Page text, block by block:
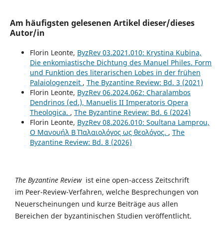
Am häufigsten gelesenen Artikel dieser/dieses
Autor/in
Florin Leonte, ByzRev 03.2021.010: Krystina Kubina,
Die enkomiastische Dichtung des Manuel Philes. Form
und Funktion des literarischen Lobes in der frühen
Palaiologenzeit , The Byzantine Review: Bd. 3 (2021)
Florin Leonte, ByzRev 06.2024.062: Charalambos
Dendrinos (ed.), Manuelis II Imperatoris Opera
Theologica. , The Byzantine Review: Bd. 6 (2024)
Florin Leonte, ByzRev 08.2026.010: Soultana Lamprou,
Ο Μανουήλ Β´ Παλαιολόγος ως θεολόγος. , The
Byzantine Review: Bd. 8 (2026)
The Byzantine Reviewist eine open-access Zeitschrift
im Peer-Review-Verfahren, welche Besprechungen von
Neuerscheinungen und kurze Beiträge aus allen
Bereichen der byzantinischen Studien veröffentlicht.